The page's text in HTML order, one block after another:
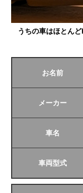
うちの車はほとん
お名前
メーカー
車名
車両型式